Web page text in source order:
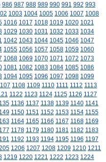
986 987 988 989 990 991 992 993
1003 1004 1005 1006 1007 1008
1016 1017 1018 1019 1020 1021
1029 1030 1031 1032 1033 1034
1042 1043 1044 1045 1046 1047
1055 1056 1057 1058 1059 1060
1068 1069 1070 1071 1072 1073
1081 1082 1083 1084 1085 1086
1094 1095 1096 1097 1098 1099
1108 1109 1110 1111 1112 1113
1122 1123 1124 1125 1126 1127
1136 1137 1138 1139 1140 1141
1150 1151 1152 1153 1154 1155
1164 1165 1166 1167 1168 1169
1178 1179 1180 1181 1182 1183
1192 1193 1194 1195 1196 1197
1206 1207 1208 1209 1210 1211
1219 1220 1221 1222 1223 1224